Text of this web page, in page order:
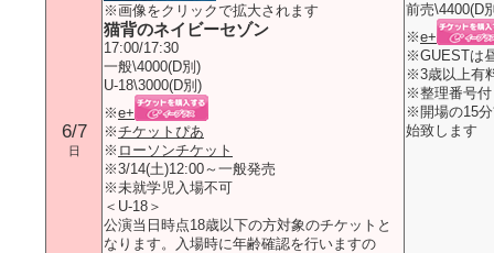
6/7
日
※画像をクリックで拡大されます
猫背のネイビーセゾン
17:00/17:30
一般\4000(D別)
U-18\3000(D別)
※e+
※チケットぴあ
※ ローソンチケット
※3/14(土)12:00～一般発売
※未就学児入場不可
＜U-18＞
公演当日時点18歳以下の方対象のチケットと
なります。入場時に年齢確認を行いますの
前売\4400(D
※e+
※GUESTは
※3歳以上有
※整理番号付
※開場の15
始致します